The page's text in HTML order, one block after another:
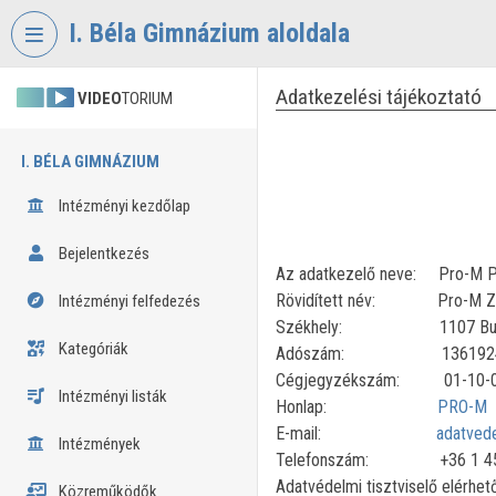
Fejléc kihagyása
I. Béla Gimnázium aloldala
VIDEOTORIUM
I. BÉLA GIMNÁZIUM
Intézményi kezdőlap
Bejelentkezés
Intézményi felfedezés
Kategóriák
Intézményi listák
Intézmények
Közreműködők
Adatkezelési tájékoztató
Az adatkezelő neve: Pro-M
Rövidített név: Pro-M
Székhely: 1107
Adószám:
Cégjegyzékszám: 01-10-
Honlap: PRO-M
E-mail:
Telefonszám: +36 1
Adatvédelmi tisztviselő